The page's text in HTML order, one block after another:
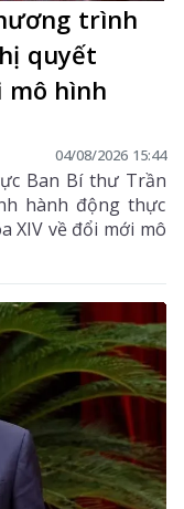
trình
quyết
mô hình
04/08/2026 15:44
Ban Bí thư Trần
hành động thực
XIV về đổi mới mô